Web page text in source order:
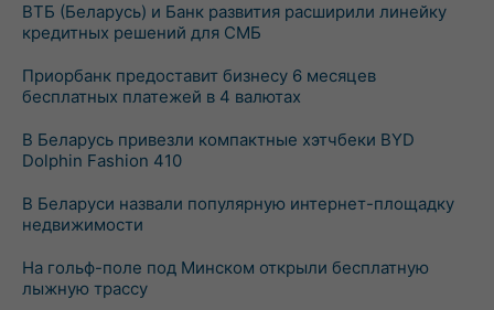
ВТБ (Беларусь) и Банк развития расширили линейку
кредитных решений для СМБ
Приорбанк предоставит бизнесу 6 месяцев
бесплатных платежей в 4 валютах
В Беларусь привезли компактные хэтчбеки BYD
Dolphin Fashion 410
В Беларуси назвали популярную интернет-площадку
недвижимости
На гольф-поле под Минском открыли бесплатную
лыжную трассу